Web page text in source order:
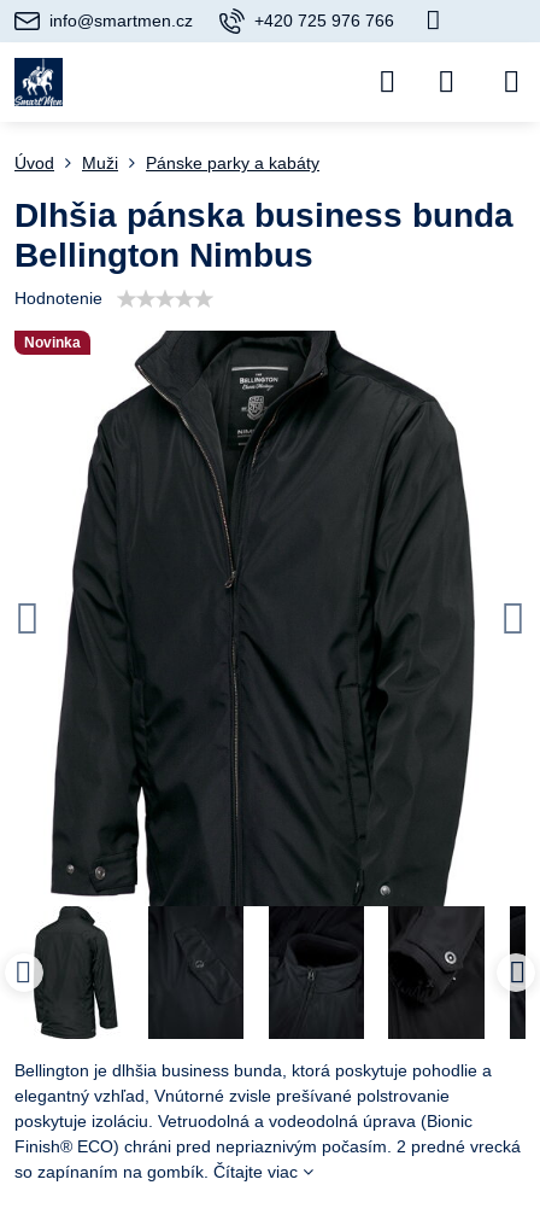
info@smartmen.cz +420 725 976 766
Novinka
Úvod Muži Pánske parky a kabáty
Dlhšia pánska business bunda
Bellington Nimbus
Hodnotenie
Bellington je dlhšia business bunda, ktorá poskytuje pohodlie a
elegantný vzhľad, Vnútorné zvisle prešívané polstrovanie
poskytuje izoláciu. Vetruodolná a vodeodolná úprava (Bionic
Finish® ECO) chráni pred nepriaznivým počasím. 2 predné vrecká
so zapínaním na gombík. Čítajte viac